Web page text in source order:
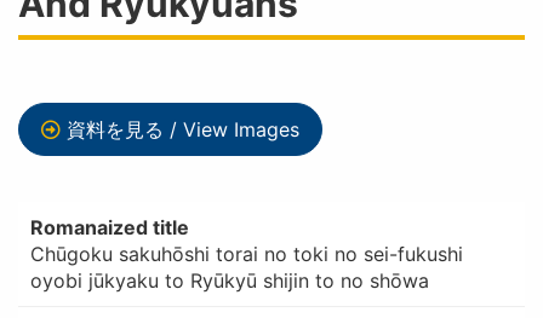
資料を見る / View Images
Romanaized title
Chūgoku sakuhōshi torai no toki no sei-fukushi
oyobi jūkyaku to Ryūkyū shijin to no shōwa